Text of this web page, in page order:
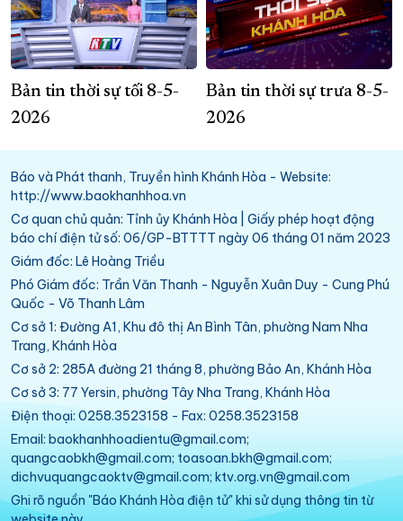
Bản tin thời sự tối 8-5-
2026
Bản tin thời sự trưa 8-5-
2026
Báo và Phát thanh, Truyền hình Khánh Hòa - Website:
http://www.baokhanhhoa.vn
Cơ quan chủ quản: Tỉnh ủy Khánh Hòa | Giấy phép hoạt động
báo chí điện tử số: 06/GP-BTTTT ngày 06 tháng 01 năm 2023
Giám đốc: Lê Hoàng Triều
Phó Giám đốc: Trần Văn Thanh - Nguyễn Xuân Duy - Cung Phú
Quốc - Võ Thanh Lâm
Cơ sở 1: Đường A1, Khu đô thị An Bình Tân, phường Nam Nha
Trang, Khánh Hòa
Cơ sở 2: 285A đường 21 tháng 8, phường Bảo An, Khánh Hòa
Cơ sở 3: 77 Yersin, phường Tây Nha Trang, Khánh Hòa
Điện thoại: 0258.3523158 - Fax: 0258.3523158
Email: baokhanhhoadientu@gmail.com;
quangcaobkh@gmail.com; toasoan.bkh@gmail.com;
dichvuquangcaoktv@gmail.com; ktv.org.vn@gmail.com
Ghi rõ nguồn "Báo Khánh Hòa điện tử" khi sử dụng thông tin từ